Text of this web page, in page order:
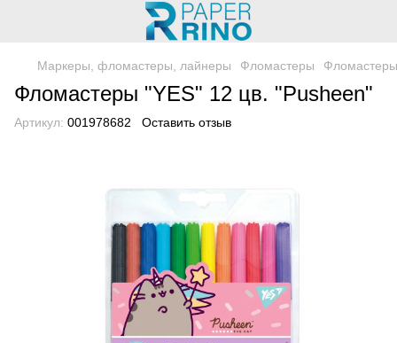
Маркеры, фломастеры, лайнеры Фломастеры
Фломастеры "YES" 12 цв. "Pusheen"
Артикул: 001978682 Оставить отзыв